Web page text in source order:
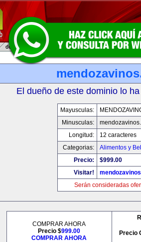
El dueño de este dominio lo
Mayusculas:
Minusculas:
Longitud:
12 caracteres
Categorias:
Alimentos y
Precio:
$999.00
Visitar!
Serán consideradas
COMPRAR AHORA
Precio $999.00
COMPRAR AHORA
Precio